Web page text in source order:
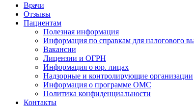
Врачи
Отзывы
Пациентам
Полезная информация
Информация по справкам для налогового
Вакансии
Лицензии и ОГРН
Информация о юр. лицах
Надзорные и контролирующие организации
Информация о программе ОМС
Политика конфиденциальности
Контакты